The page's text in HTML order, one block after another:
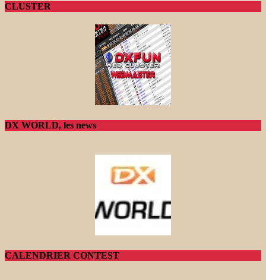
CLUSTER
DX WORLD, les news
CALENDRIER CONTEST